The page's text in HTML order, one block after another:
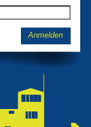
Anmelden